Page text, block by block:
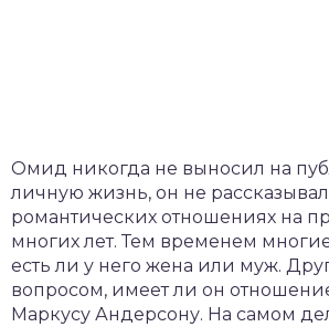
Омид никогда не выносил на
личную жизнь, он не
романтических отношениях на
многих лет. Тем временем
есть ли у него жена или муж.
вопросом, имеет ли он
Маркусу Андерсону. На самом